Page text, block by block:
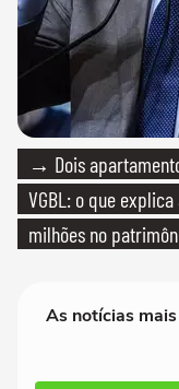
→ Dois
VGBL: o que
milhões no
As notícias